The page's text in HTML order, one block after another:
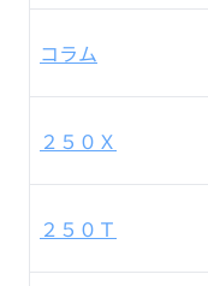
コラム
２５０Ｘ
２５０Ｔ